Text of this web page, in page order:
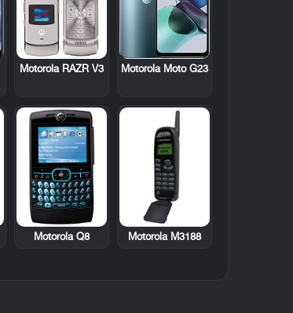
Motorola Moto G23
Motorola RAZR V3
Motorola M3188
Motorola Q8